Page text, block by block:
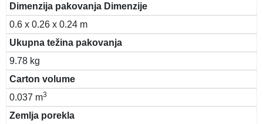
Dimenzija pakovanja Dimenzije
0.6 x 0.26 x 0.24 m
Ukupna težina pakovanja
9.78 kg
Carton volume
0.037 m3
Zemlja porekla